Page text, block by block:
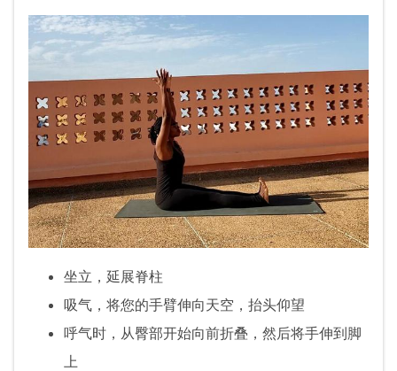
坐立，延展脊柱
吸气，将您的手臂伸向天空，抬头仰望
呼气时，从臀部开始向前折叠，然后将手伸到脚
上